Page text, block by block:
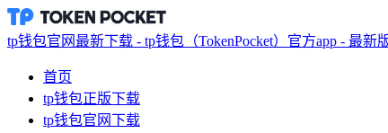
tp钱包官网最新下载 - tp钱包（TokenPocket）官方app - 最新
首页
tp钱包正版下载
tp钱包官网下载